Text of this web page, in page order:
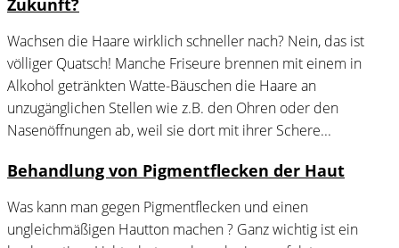
Zukunft?
Wachsen die Haare wirklich schneller nach? Nein, das ist
völliger Quatsch! Manche Friseure brennen mit einem in
Alkohol getränkten Watte-Bäuschen die Haare an
unzugänglichen Stellen wie z.B. den Ohren oder den
Nasenöffnungen ab, weil sie dort mit ihrer Schere...
Behandlung von Pigmentflecken der Haut
Was kann man gegen Pigmentflecken und einen
ungleichmäßigen Hautton machen ? Ganz wichtig ist ein